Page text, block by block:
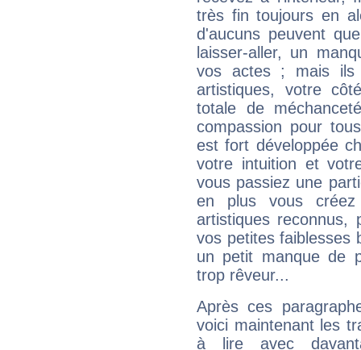
très fin toujours en
d'aucuns peuvent
laisser-aller, un
vos actes ; mais ils
artistiques, votre
totale de
compassion pour
est fort développée
votre intuition et
vous passiez une
en plus vous
artistiques reconnus,
vos petites faiblesses
un petit manque de
trop rêveur...
Après ces
voici maintenant les
à lire avec